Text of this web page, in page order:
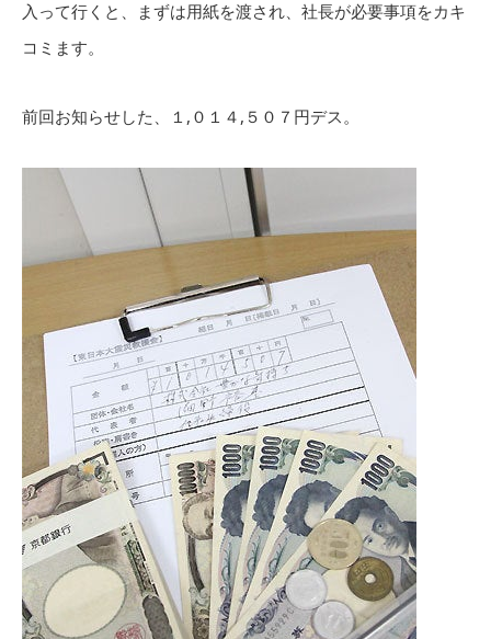
入って行くと、まずは用紙を渡され、社長が必要事項をカキ
コミます。
前回お知らせした、１,０１４,５０７円デス。